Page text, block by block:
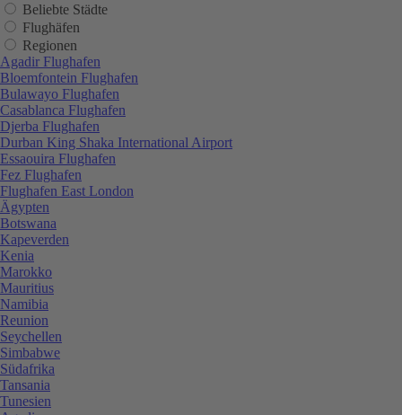
Beliebte Städte
Flughäfen
Regionen
Agadir Flughafen
Bloemfontein Flughafen
Bulawayo Flughafen
Casablanca Flughafen
Djerba Flughafen
Durban King Shaka International Airport
Essaouira Flughafen
Fez Flughafen
Flughafen East London
Ägypten
Botswana
Kapeverden
Kenia
Marokko
Mauritius
Namibia
Reunion
Seychellen
Simbabwe
Südafrika
Tansania
Tunesien